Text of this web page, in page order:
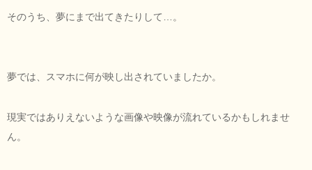
そのうち、夢にまで出てきたりして…。
夢では、スマホに何が映し出されていましたか。
現実ではありえないような画像や映像が流れているかもしれませ
ん。